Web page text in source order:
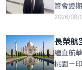
管會證
例」，
規定之
務自辦
況。若
50萬元
2026/08/
繼直航
桃園－